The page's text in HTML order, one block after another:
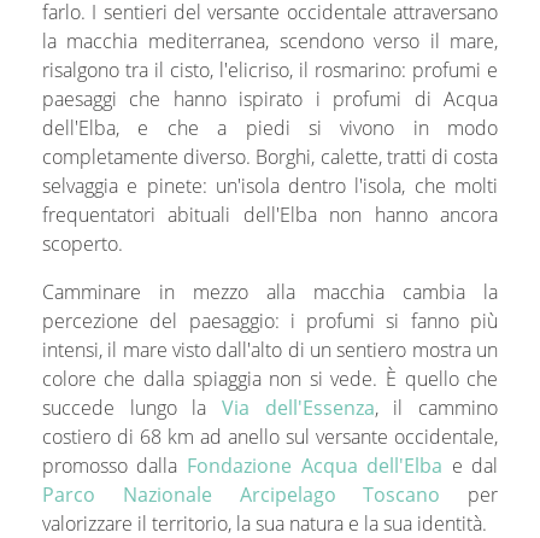
farlo. I sentieri del versante occidentale attraversano
la macchia mediterranea, scendono verso il mare,
risalgono tra il cisto, l'elicriso, il rosmarino: profumi e
paesaggi che hanno ispirato i profumi di Acqua
dell'Elba, e che a piedi si vivono in modo
completamente diverso. Borghi, calette, tratti di costa
selvaggia e pinete: un'isola dentro l'isola, che molti
frequentatori abituali dell'Elba non hanno ancora
scoperto.
Camminare in mezzo alla macchia cambia la
percezione del paesaggio: i profumi si fanno più
intensi, il mare visto dall'alto di un sentiero mostra un
colore che dalla spiaggia non si vede. È quello che
succede lungo la Via dell'Essenza, il cammino
costiero di 68 km ad anello sul versante occidentale,
promosso dalla Fondazione Acqua dell'Elba e dal
Parco Nazionale Arcipelago Toscano per
valorizzare il territorio, la sua natura e la sua identità.